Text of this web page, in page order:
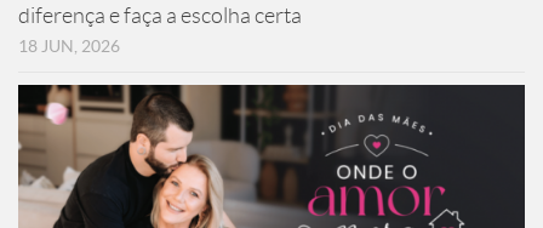
diferença e faça a escolha certa
18 JUN, 2026